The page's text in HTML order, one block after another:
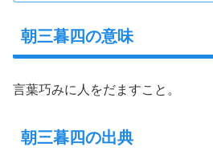
朝三暮四の意味
言葉巧みに人をだますこと。
朝三暮四の出典